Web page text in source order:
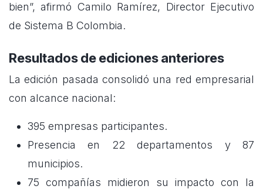
bien”, afirmó Camilo Ramírez, Director Ejecutivo
de Sistema B Colombia.
Resultados de ediciones anteriores
La edición pasada consolidó una red empresarial
con alcance nacional:
395 empresas participantes.
Presencia en 22 departamentos y 87
municipios.
75 compañías midieron su impacto con la